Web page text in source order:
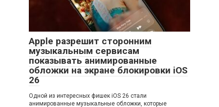
Apple разрешит сторонним
музыкальным сервисам
показывать анимированные
обложки на экране блокировки iOS
26
Одной из интересных фишек iOS 26 стали
анимированные музыкальные обложки, которые